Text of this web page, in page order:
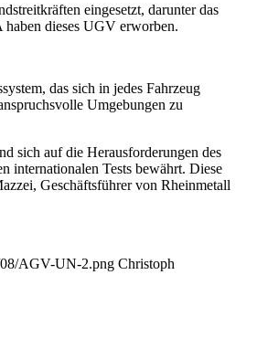
eingesetzt, darunter das
dieses UGV erworben.
das sich in jedes Fahrzeug
Umgebungen zu
sich auf die Herausforderungen des
internationalen Tests bewährt. Diese
Geschäftsführer von Rheinmetall
08/AGV-UN-2.png Christoph